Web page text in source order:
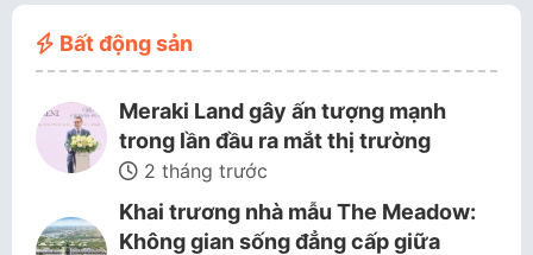
Bất động sản
Meraki Land gây ấn tượng mạnh
trong lần đầu ra mắt thị trường
2 tháng trước
Khai trương nhà mẫu The Meadow:
Không gian sống đẳng cấp giữa